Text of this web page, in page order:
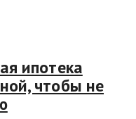
ипотека
чтобы не